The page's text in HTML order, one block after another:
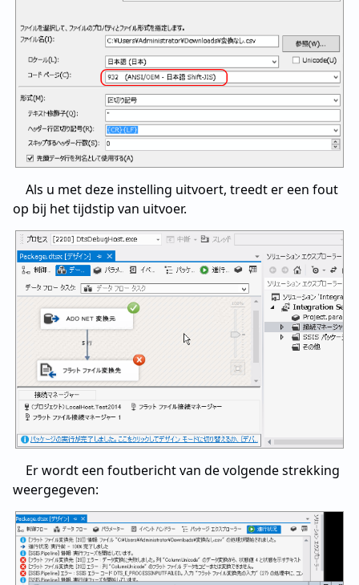
Als u met deze instelling uitvoert, treedt er een fout
op bij het tijdstip van uitvoer.
Er wordt een foutbericht van de volgende strekking
weergegeven: